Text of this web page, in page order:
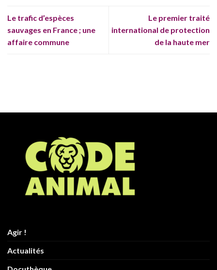
Le trafic d’espèces
sauvages en France ; une
affaire commune
Le premier traité
international de protection
de la haute mer
Agir !
Actualités